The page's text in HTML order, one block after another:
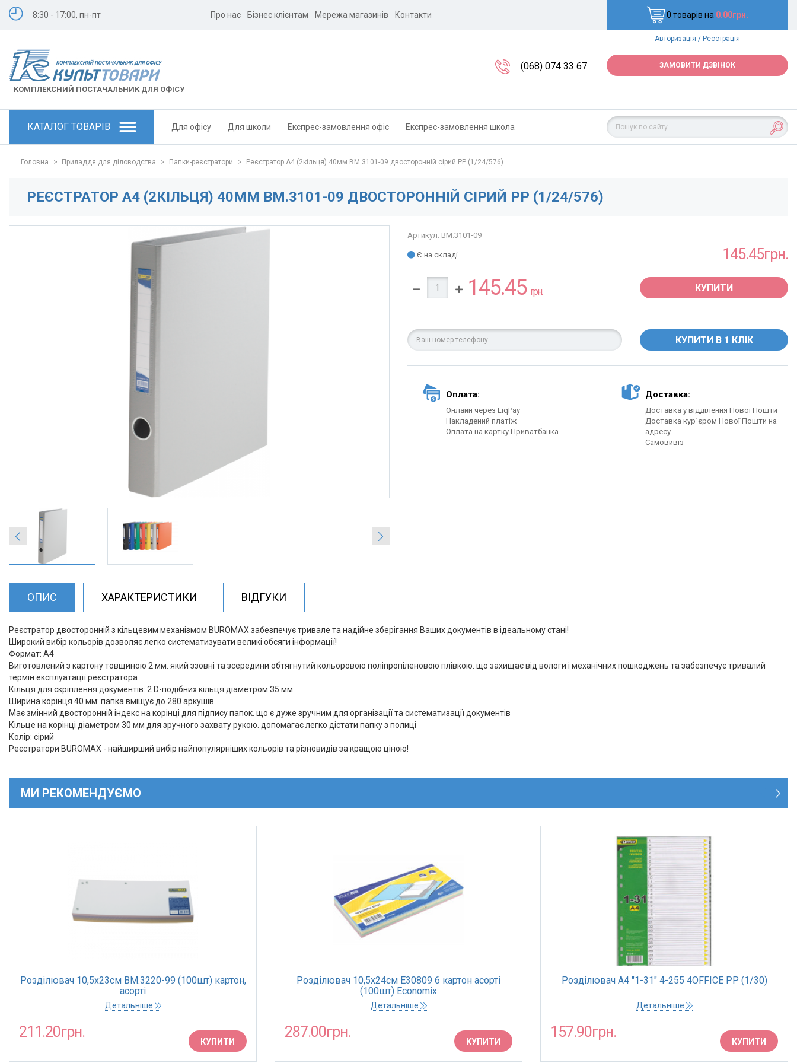
8:30 - 17:00, пн-пт Про нас Бізнес клієнтам Мережа магазинів Контакти 0 товарів на 0.00грн.
Авторизація / Реєстрація
КОМПЛЕКСНИЙ ПОСТАЧАЛЬНИК ДЛЯ ОФІСУ
(068) 074 33 67 ЗАМОВИТИ ДЗВІНОК
КАТАЛОГ ТОВАРІВ Для офісу Для школи Експрес-замовлення офіс Експрес-замовлення школа
Головна > Приладдя для діловодства > Папки-реєстратори > Реєстратор А4 (2кільця) 40мм BM.3101-09 двосторонній сірий PP (1/24/576)
РЕЄСТРАТОР А4 (2КІЛЬЦЯ) 40ММ BM.3101-09 ДВОСТОРОННІЙ СІРИЙ PP (1/24/576)
Артикул: BM.3101-09
Є на складі 145.45грн.
145.45 грн. КУПИТИ
Оплата:
Онлайн через LiqPay
Накладений платіж
Оплата на картку Приватбанка
Доставка:
Доставка у відділення Нової Пошти
Доставка кур`єром Нової Пошти на
адресу
Самовивіз
ОПИС ХАРАКТЕРИСТИКИ ВІДГУКИ
Реєстратор двосторонній з кільцевим механізмом BUROMAX забезпечує тривале та надійне зберігання Ваших документів в ідеальному стані!
Широкий вибір кольорів дозволяє легко систематизувати великі обсяги інформації!
Формат: А4
Виготовлений з картону товщиною 2 мм. який ззовні та зсередини обтягнутий кольоровою поліпропіленовою плівкою. що захищає від вологи і механічних пошкоджень та забезпечує тривалий
термін експлуатації реєстратора
Кільця для скріплення документів: 2 D-подібних кільця діаметром 35 мм
Ширина корінця 40 мм: папка вміщує до 280 аркушів
Має змінний двосторонній індекс на корінці для підпису папок. що є дуже зручним для організації та систематизації документів
Кільце на корінці діаметром 30 мм для зручного захвату рукою. допомагає легко дістати папку з полиці
Колір: сірий
Реєстратори BUROMAX - найширший вибір найпопулярніших кольорів та різновидів за кращою ціною!
МИ РЕКОМЕНДУЄМО
Розділювач 10,5х23см BM.3220-99 (100шт) картон,
асорті
Детальніше
211.20грн.
КУПИТИ
Розділювач 10,5х24см E30809 6 картон асорті
(100шт) Economix
Детальніше
287.00грн.
КУПИТИ
Розділювач А4 "1-31" 4-255 4OFFICE РР (1/30)
Детальніше
157.90грн.
КУПИТИ